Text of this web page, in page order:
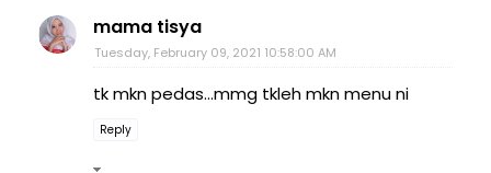
mama tisya
Tuesday, February 09, 2021 10:58:00 AM
tk mkn pedas...mmg tkleh mkn menu ni
Reply